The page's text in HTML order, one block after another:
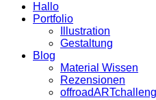
Hallo
Portfolio
Illustration
Gestaltung
Blog
Material Wissen
Rezensionen